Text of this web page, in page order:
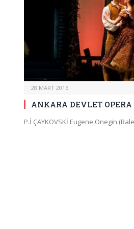
28 MART 2016
ANKARA DEVLET
P.İ ÇAYKOVSKİ Eugene Onegin